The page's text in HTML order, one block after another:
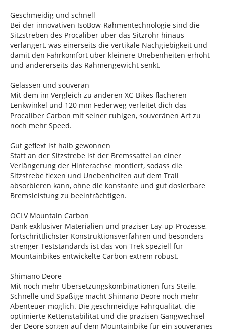
Geschmeidig und schnell
Bei der innovativen IsoBow-Rahmentechnologie sind die
Sitzstreben des Procaliber über das Sitzrohr hinaus
verlängert, was einerseits die vertikale Nachgiebigkeit und
damit den Fahrkomfort über kleinere Unebenheiten erhöht
und andererseits das Rahmengewicht senkt.
Gelassen und souverän
Mit dem im Vergleich zu anderen XC-Bikes flacheren
Lenkwinkel und 120 mm Federweg verleitet dich das
Procaliber Carbon mit seiner ruhigen, souveränen Art zu
noch mehr Speed.
Gut geflext ist halb gewonnen
Statt an der Sitzstrebe ist der Bremssattel an einer
Verlängerung der Hinterachse montiert, sodass die
Sitzstrebe flexen und Unebenheiten auf dem Trail
absorbieren kann, ohne die konstante und gut dosierbare
Bremsleistung zu beeinträchtigen.
OCLV Mountain Carbon
Dank exklusiver Materialien und präziser Lay-up-Prozesse,
fortschrittlichster Konstruktionsverfahren und besonders
strenger Teststandards ist das von Trek speziell für
Mountainbikes entwickelte Carbon extrem robust.
Shimano Deore
Mit noch mehr Übersetzungskombinationen fürs Steile,
Schnelle und Spaßige macht Shimano Deore noch mehr
Abenteuer möglich. Die geschmeidige Fahrqualität, die
optimierte Kettenstabilität und die präzisen Gangwechsel
der Deore sorgen auf dem Mountainbike für ein souveränes